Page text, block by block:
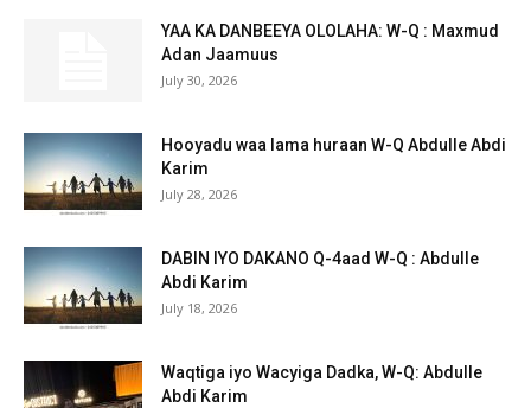
YAA KA DANBEEYA OLOLAHA: W-Q : Maxmud
Adan Jaamuus
July 30, 2026
Hooyadu waa lama huraan W-Q Abdulle Abdi
Karim
July 28, 2026
DABIN IYO DAKANO Q-4aad W-Q : Abdulle
Abdi Karim
July 18, 2026
Waqtiga iyo Wacyiga Dadka, W-Q: Abdulle
Abdi Karim